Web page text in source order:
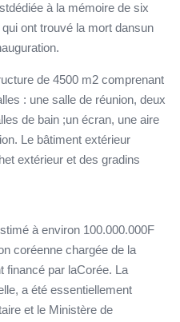
à la mémoire de six
ont trouvé la mort dansun
de 4500 m2 comprenant
: une salle de réunion, deux
de bain ;un écran, une aire
Le bâtiment extérieur
extérieur et des gradins
à environ 100.000.000F
coréenne chargée de la
financé par laCorée. La
a été essentiellement
et le Ministère de